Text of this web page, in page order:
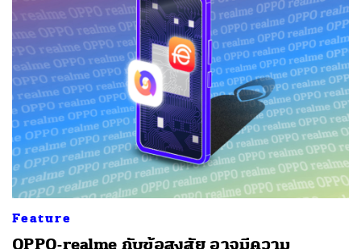
Feature
OPPO-realme กับข้อสงสัย อาจมีความ
ค้นหา